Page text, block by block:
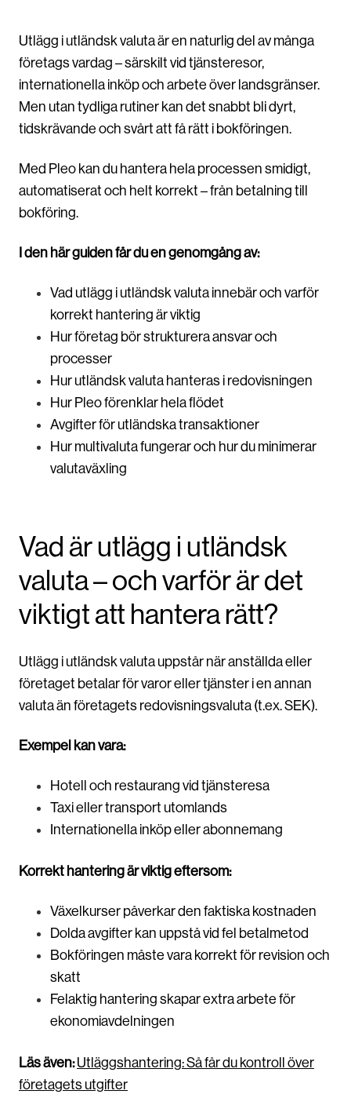
Utlägg i utländsk valuta är en naturlig del av många
företags vardag – särskilt vid tjänsteresor,
internationella inköp och arbete över landsgränser.
Men utan tydliga rutiner kan det snabbt bli dyrt,
tidskrävande och svårt att få rätt i bokföringen.
Med Pleo kan du hantera hela processen smidigt,
automatiserat och helt korrekt – från betalning till
bokföring.
I den här guiden får du en genomgång av:
Vad utlägg i utländsk valuta innebär och varför
korrekt hantering är viktig
Hur företag bör strukturera ansvar och
processer
Hur utländsk valuta hanteras i redovisningen
Hur Pleo förenklar hela flödet
Avgifter för utländska transaktioner
Hur multivaluta fungerar och hur du minimerar
valutaväxling
Vad är utlägg i utländsk
valuta – och varför är det
viktigt att hantera rätt?
Utlägg i utländsk valuta uppstår när anställda eller
företaget betalar för varor eller tjänster i en annan
valuta än företagets redovisningsvaluta (t.ex. SEK).
Exempel kan vara:
Hotell och restaurang vid tjänsteresa
Taxi eller transport utomlands
Internationella inköp eller abonnemang
Korrekt hantering är viktig eftersom:
Växelkurser påverkar den faktiska kostnaden
Dolda avgifter kan uppstå vid fel betalmetod
Bokföringen måste vara korrekt för revision och
skatt
Felaktig hantering skapar extra arbete för
ekonomiavdelningen
Läs även: Utläggshantering: Så får du kontroll över
företagets utgifter